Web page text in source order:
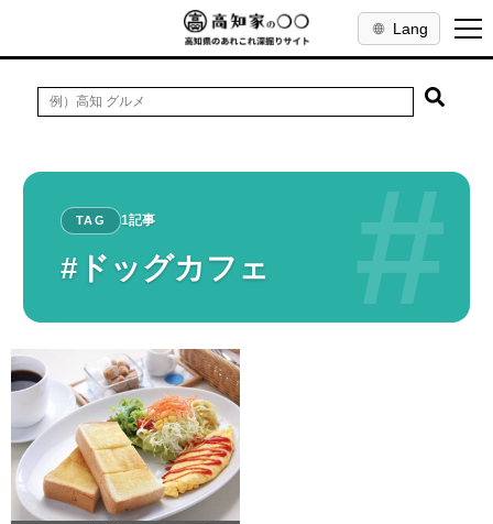
Lang
#
TAG 1記事
#ドッグカフェ